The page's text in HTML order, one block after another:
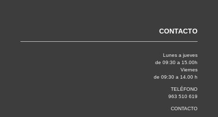
CONTACTO
Lunes a jueves
de 09:30 a 15.00h
Viernes
de 09:30 a 14.00 h
TELÉFONO
963 510 619
CONTACTO